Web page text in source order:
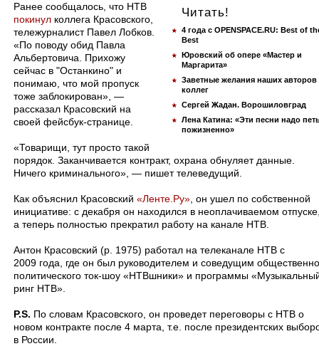
Читать!
4 года с OPENSPACE.RU: Best of
Best
Юровский об опере «Мастер и
Маргарита»
Заветные желания наших авторов
коллег
Сергей Жадан. Ворошиловград
Лена Катина: «Эти песни надо
пожизненно»
Ранее сообщалось, что НТВ
покинул коллега Красовского,
тележурналист Павел Лобков.
«По поводу обид Павла
Альбертовича. Прихожу
сейчас в "Останкино" и
понимаю, что мой пропуск
тоже заблокирован», —
рассказал Красовский на
своей фейсбук-странице.
«Товарищи, тут просто такой
порядок. Заканчивается контракт, охрана обнуляет данные.
Ничего криминального», — пишет телеведущий.
Как объяснил Красовский «Ленте.Ру» , он ушел по собственной
инициативе: с декабря он находился в неоплачиваемом
а теперь полностью прекратил работу на канале НТВ.
Антон Красовский (р. 1975) работал на телеканале НТВ с
2009 года, где он был руководителем и соведущим
политического ток-шоу «НТВшники» и программы
ринг НТВ».
P.S. По словам Красовского, он проведет переговоры с НТВ о
новом контракте после 4 марта, т.е. после президентских
в России.